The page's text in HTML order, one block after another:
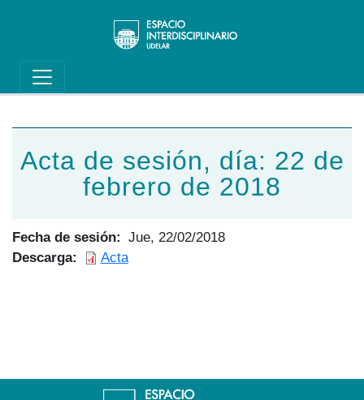
Main navigation
Acta de sesión, día: 22 de
febrero de 2018
Fecha de sesión
Jue, 22/02/2018
Descarga
Acta